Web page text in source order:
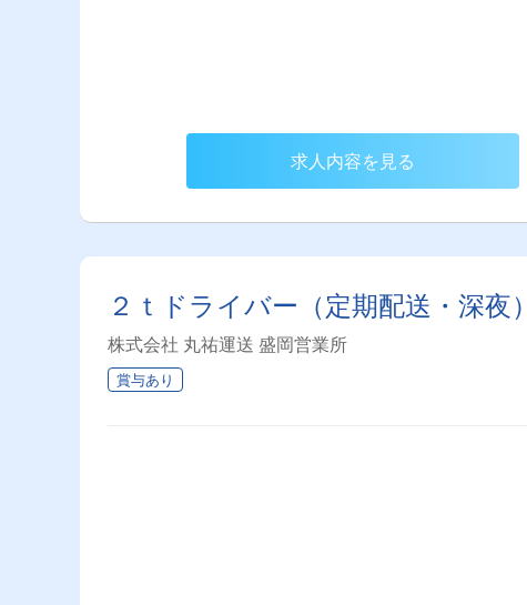
求人内容を見る
２ｔドライバー（定期配送・深夜）
株式会社 丸祐運送 盛岡営業所
賞与あり